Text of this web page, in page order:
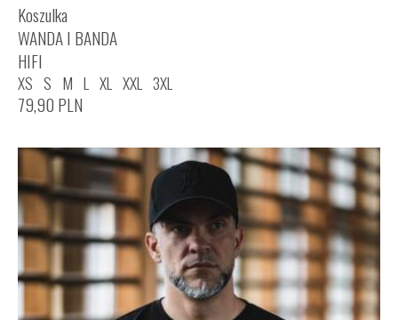
Koszulka
WANDA I BANDA
HIFI
XS S M L XL XXL 3XL
79,90 PLN